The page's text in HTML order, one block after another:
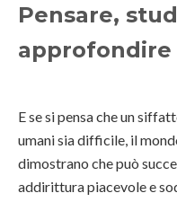
Pensare,
E se si pensa che un
umani sia difficile, il
dimostrano che può
addirittura piacevole e